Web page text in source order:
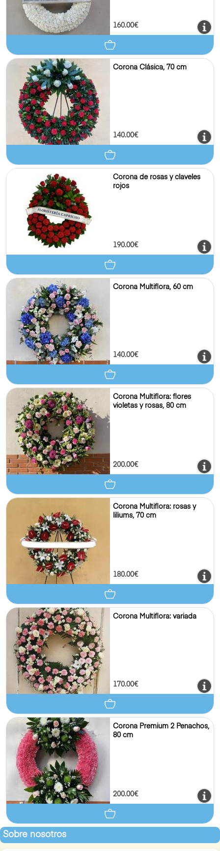
160.00€
Corona Clásica, 70 cm
140.00€
Corona de rosas y claveles
rojos
190.00€
Corona Multiflora, 60 cm
140.00€
Corona Multiflora: flores
violetas y rosas, 80 cm
200.00€
Corona Multiflora: rosas y
liliums, 70 cm
180.00€
Corona Multiflora: variada
170.00€
Corona Premium 2 Penachos,
80 cm
200.00€
Sobre nosotros